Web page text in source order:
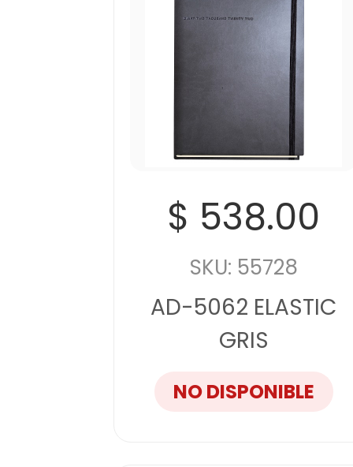
$ 538.00
SKU: 55728
AD-5062 ELASTIC
GRIS
NO DISPONIBLE